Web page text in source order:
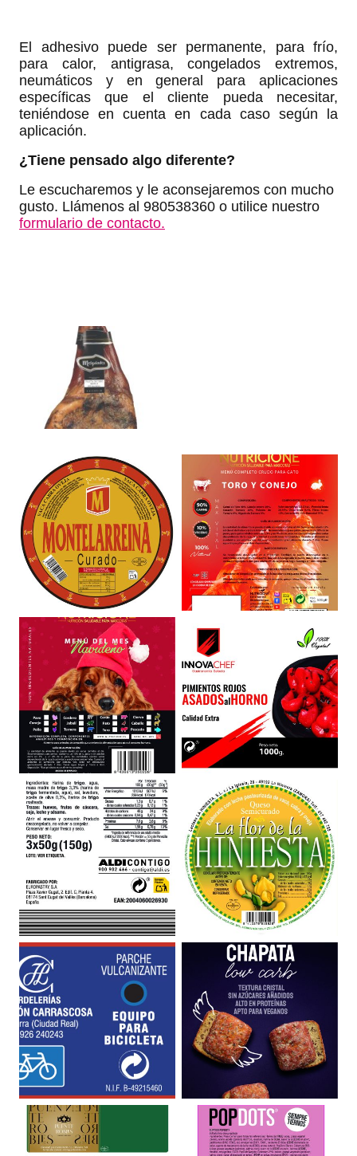
El adhesivo puede ser permanente, para frío,
para calor, antigrasa, congelados extremos,
neumáticos y en general para aplicaciones
específicas que el cliente pueda necesitar,
teniéndose en cuenta en cada caso según la
aplicación.
¿Tiene pensado algo diferente?
Le escucharemos y le aconsejaremos con mucho
gusto. Llámenos al 980538360 o utilice nuestro
formulario de contacto.